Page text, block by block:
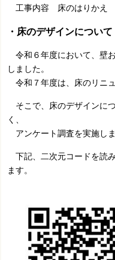
工事内容 床のはりかえ
・床のデザインについ
令和６年度において、壁
しました。
令和７年度は、床のリニ
そこで、床のデザインに
く、
アンケート調査を実施しま
下記、二次元コードを読
ます。